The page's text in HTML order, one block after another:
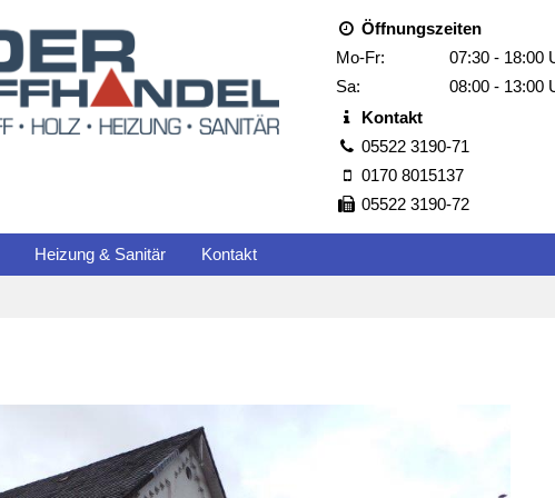
Öffnungszeiten
Mo-Fr:
07:30 - 18:00
Sa:
08:00 - 13:00
Kontakt
05522 3190-71
0170 8015137
05522 3190-72
Heizung & Sanitär Kontakt